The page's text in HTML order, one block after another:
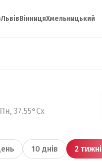
ЛьвівВінницяХмельницький
37.55°Сх
10 днів 2 тижні